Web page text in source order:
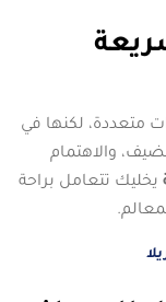
متعددة، لكنها في
والاهتمام
يخليك تتعامل براحة